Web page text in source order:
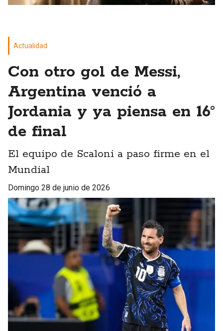
Actualidad
Con otro gol de Messi,
Argentina venció a
Jordania y ya piensa en 16°
de final
El equipo de Scaloni a paso firme en el
Mundial
domingo 28 de junio de 2026